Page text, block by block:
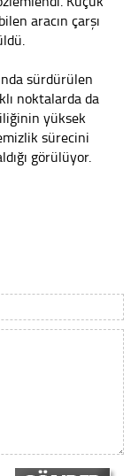
aracın çarşı
sürdürülen
noktalarda da
yüksek
sürecini
görülüyor.